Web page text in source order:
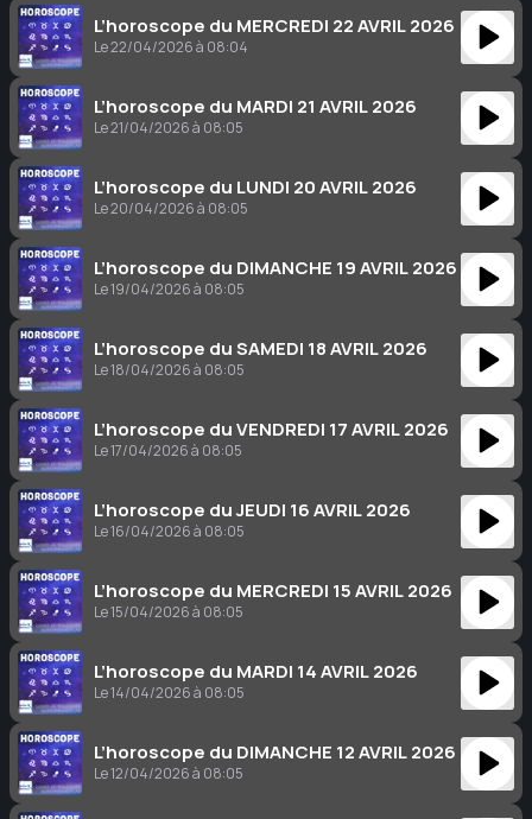
L’horoscope du MERCREDI 22 AVRIL 2026
Le 22/04/2026 à 08:04
L’horoscope du MARDI 21 AVRIL 2026
Le 21/04/2026 à 08:05
L’horoscope du LUNDI 20 AVRIL 2026
Le 20/04/2026 à 08:05
L’horoscope du DIMANCHE 19 AVRIL 2026
Le 19/04/2026 à 08:05
L’horoscope du SAMEDI 18 AVRIL 2026
Le 18/04/2026 à 08:05
L’horoscope du VENDREDI 17 AVRIL 2026
Le 17/04/2026 à 08:05
L’horoscope du JEUDI 16 AVRIL 2026
Le 16/04/2026 à 08:05
L’horoscope du MERCREDI 15 AVRIL 2026
Le 15/04/2026 à 08:05
L’horoscope du MARDI 14 AVRIL 2026
Le 14/04/2026 à 08:05
L’horoscope du DIMANCHE 12 AVRIL 2026
Le 12/04/2026 à 08:05